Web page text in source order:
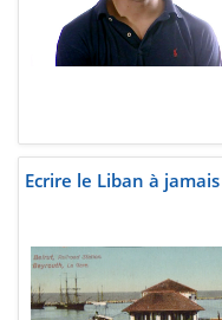
Ecrire le Liban à jamais